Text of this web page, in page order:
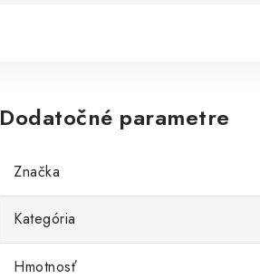
Dodatočné parametre
Značka
Kategória
Hmotnosť